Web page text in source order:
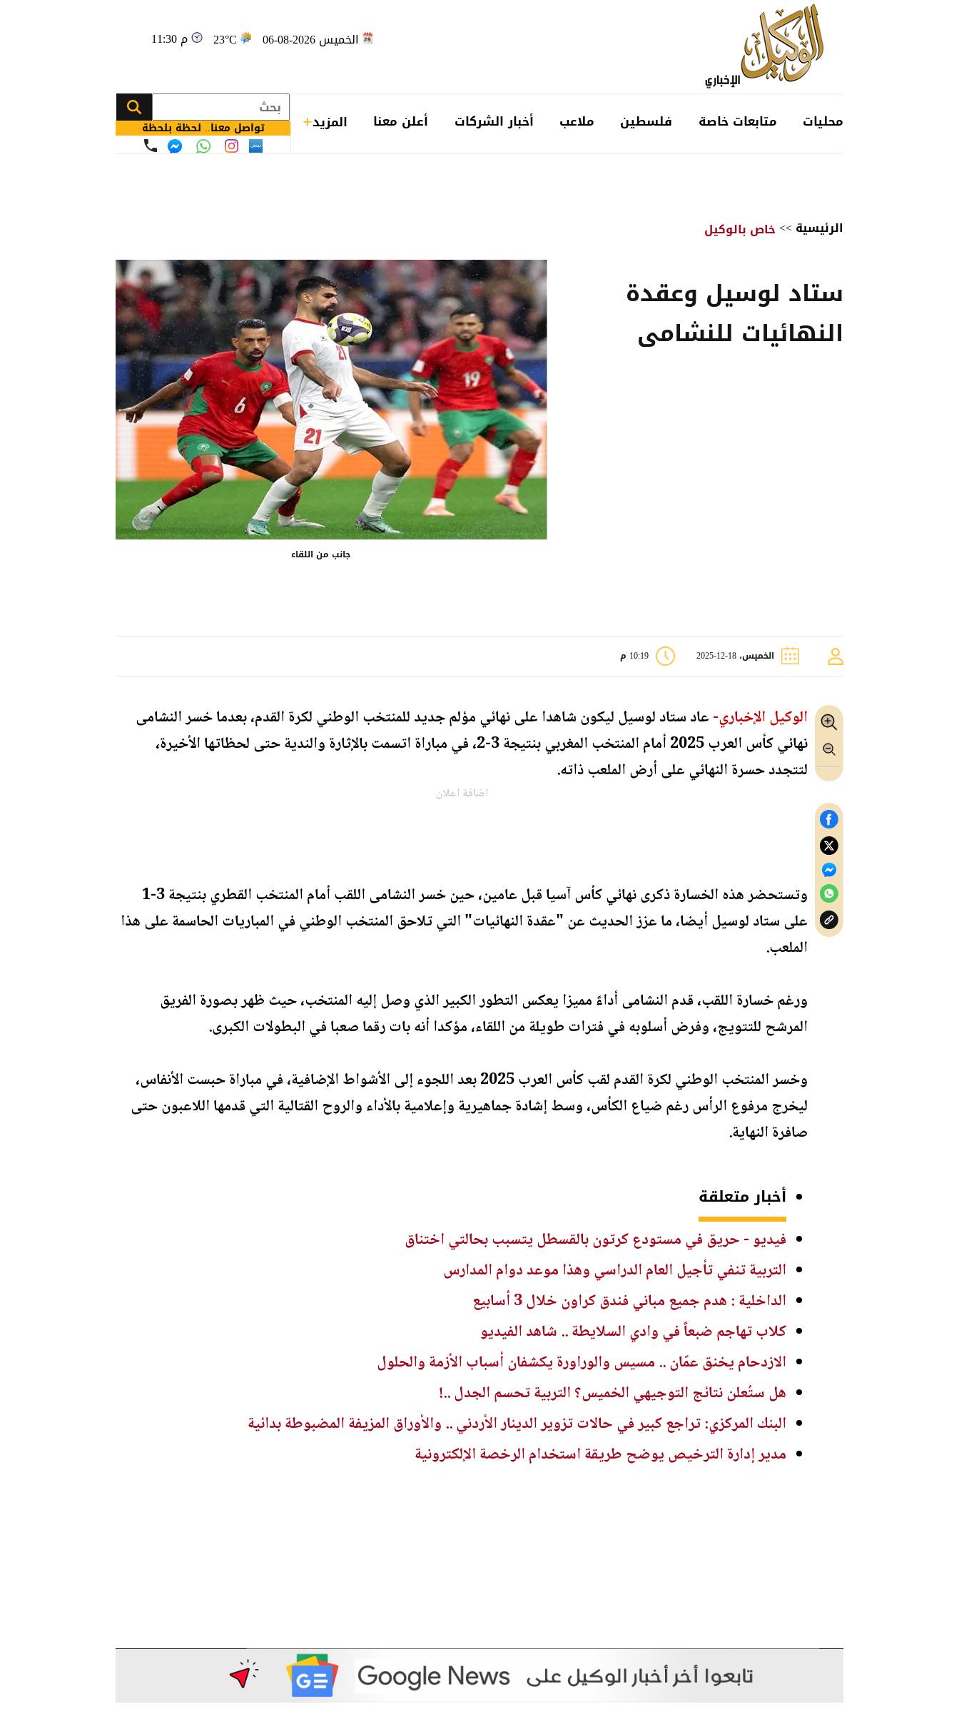
الخميس 2026-08-06 23°C 11:30 م
محليات متابعات خاصة فلسطين ملاعب أخبار الشركات أعلن معنا المزيد تواصل معنا.. لحظة بلحظة
الرئيسية>>خاص بالوكيل
ستاد لوسيل وعقدة
النهائيات للنشامى
جانب من اللقاء
الخميس، 18-12-2025 10:19 م
الوكيل الإخباري-عاد ستاد لوسيل ليكون شاهدا على نهائي مؤلم جديد للمنتخب الوطني لكرة القدم، بعدما خسر النشامى
نهائي كأس العرب 2025 أمام المنتخب المغربي بنتيجة 3-2، في مباراة اتسمت بالإثارة والندية حتى لحظاتها الأخيرة،
لتتجدد حسرة النهائي على أرض الملعب ذاته.
اضافة اعلان
وتستحضر هذه الخسارة ذكرى نهائي كأس آسيا قبل عامين، حين خسر النشامى اللقب أمام المنتخب القطري بنتيجة 3-1
على ستاد لوسيل أيضا، ما عزز الحديث عن "عقدة النهائيات" التي تلاحق المنتخب الوطني في المباريات الحاسمة على هذا
الملعب.
ورغم خسارة اللقب، قدم النشامى أداءً مميزا يعكس التطور الكبير الذي وصل إليه المنتخب، حيث ظهر بصورة الفريق
المرشح للتتويج، وفرض أسلوبه في فترات طويلة من اللقاء، مؤكدا أنه بات رقما صعبا في البطولات الكبرى.
وخسر المنتخب الوطني لكرة القدم لقب كأس العرب 2025 بعد اللجوء إلى الأشواط الإضافية، في مباراة حبست الأنفاس،
ليخرج مرفوع الرأس رغم ضياع الكأس، وسط إشادة جماهيرية وإعلامية بالأداء والروح القتالية التي قدمها اللاعبون حتى
صافرة النهاية.
أخبار متعلقة
فيديو - حريق في مستودع كرتون بالقسطل يتسبب بحالتي اختناق
التربية تنفي تأجيل العام الدراسي وهذا موعد دوام المدارس
الداخلية : هدم جميع مباني فندق كراون خلال 3 أسابيع
كلاب تهاجم ضبعاً في وادي السلايطة .. شاهد الفيديو
الازدحام يخنق عمّان .. مسيس والوراورة يكشفان أسباب الأزمة والحلول
هل ستُعلن نتائج التوجيهي الخميس؟ التربية تحسم الجدل ..!
البنك المركزي: تراجع كبير في حالات تزوير الدينار الأردني .. والأوراق المزيفة المضبوطة بدائية
مدير إدارة الترخيص يوضح طريقة استخدام الرخصة الإلكترونية